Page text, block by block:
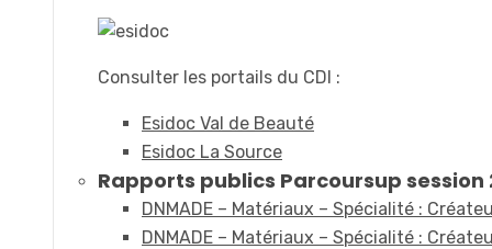
Consulter les portails du CDI :
Esidoc Val de Beauté
Esidoc La Source
Rapports publics Parcoursup session
DNMADE – Matériaux – Spécialité :
DNMADE – Matériaux – Spécialité :